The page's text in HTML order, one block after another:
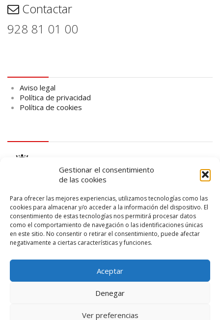
Gestionar el consentimiento
de las cookies
Para ofrecer las mejores experiencias, utilizamos tecnologías como las
cookies para almacenar y/o acceder a la información del dispositivo. El
consentimiento de estas tecnologías nos permitirá procesar datos
como el comportamiento de navegación o las identificaciones únicas
en este sitio. No consentir o retirar el consentimiento, puede afectar
negativamente a ciertas características y funciones.
Aceptar
Denegar
Ver preferencias
Contactar
928 81 01 00
Aviso legal
Política de privacidad
Política de cookies
logo SID